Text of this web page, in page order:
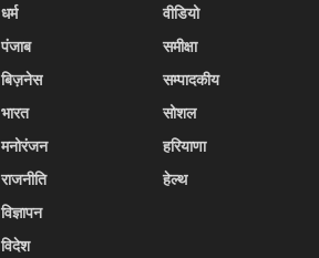
धर्म
पंजाब
बिज़नेस
भारत
मनोरंजन
राजनीति
विज्ञापन
विदेश
वीडियो
समीक्षा
सम्पादकीय
सोशल
हरियाणा
हेल्थ